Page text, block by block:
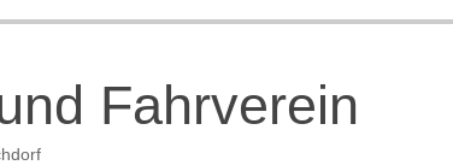
Fahrverein